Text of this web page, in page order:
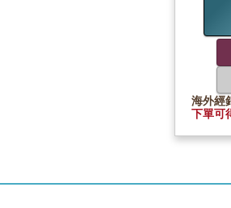
海外經
下單可